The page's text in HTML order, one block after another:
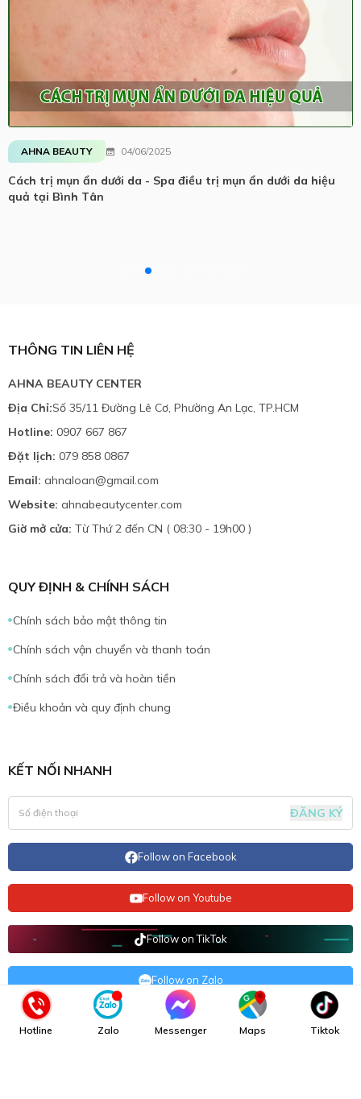
AHNA BEAUTY 04/06/2025
Cách trị mụn ẩn dưới da - Spa điều trị mụn ẩn dưới da hiệu
quả tại Bình Tân
THÔNG TIN LIÊN HỆ
AHNA BEAUTY CENTER
Địa Chỉ:Số 35/11 Đường Lê Cơ, Phường An Lạc, TP.HCM
Hotline: 0907 667 867
Đặt lịch: 079 858 0867
Email: ahnaloan@gmail.com
Website: ahnabeautycenter.com
Giờ mở cửa: Từ Thứ 2 đến CN ( 08:30 - 19h00 )
QUY ĐỊNH & CHÍNH SÁCH
Chính sách bảo mật thông tin
Chính sách vận chuyển và thanh toán
Chính sách đổi trả và hoàn tiền
Điều khoản và quy định chung
KẾT NỐI NHANH
ĐĂNG KÝ
Follow on Facebook
Follow on Youtube
Follow on TikTok
Follow on Zalo
AHNA BEAUTY CENTER
Hotline Zalo Messenger Maps Tiktok